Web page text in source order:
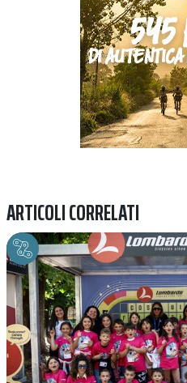
ARTICOLI CORRELATI